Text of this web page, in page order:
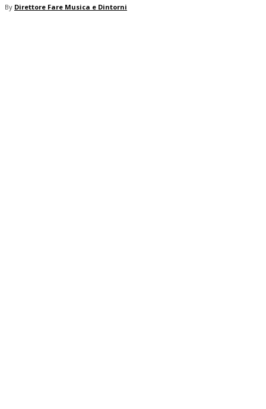
By Direttore Fare Musica e Dintorni